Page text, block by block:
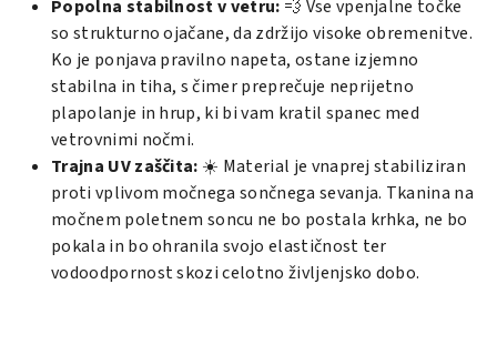
Popolna stabilnost v vetru: 💨 Vse vpenjalne točke
so strukturno ojačane, da zdržijo visoke obremenitve.
Ko je ponjava pravilno napeta, ostane izjemno
stabilna in tiha, s čimer preprečuje neprijetno
plapolanje in hrup, ki bi vam kratil spanec med
vetrovnimi nočmi.
Trajna UV zaščita: ☀️ Material je vnaprej stabiliziran
proti vplivom močnega sončnega sevanja. Tkanina na
močnem poletnem soncu ne bo postala krhka, ne bo
pokala in bo ohranila svojo elastičnost ter
vodoodpornost skozi celotno življenjsko dobo.